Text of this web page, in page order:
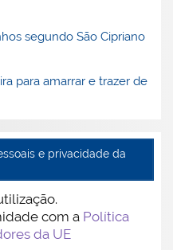
segundo São Cipriano
para amarrar e trazer de
e privacidade da
com a Política
da UE